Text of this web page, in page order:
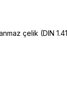
çelik (DIN